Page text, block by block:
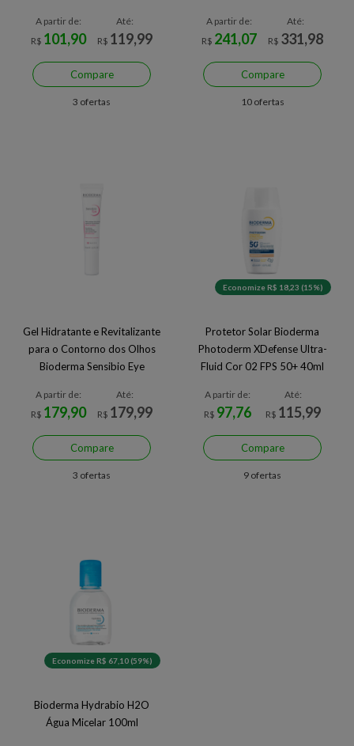
A partir de:
R$ 101,90
Até:
R$ 119,99
Compare
3 ofertas
A partir de:
R$ 241,07
Até:
R$ 331,98
Compare
10 ofertas
Gel Hidratante e Revitalizante
para o Contorno dos Olhos
Bioderma Sensibio Eye
A partir de:
R$ 179,90
Até:
R$ 179,99
Compare
3 ofertas
Economize R$ 18,23 (15%)
Protetor Solar Bioderma
Photoderm XDefense Ultra-
Fluid Cor 02 FPS 50+ 40ml
A partir de:
R$ 97,76
Até:
R$ 115,99
Compare
9 ofertas
Economize R$ 67,10 (59%)
Bioderma Hydrabio H2O
Água Micelar 100ml